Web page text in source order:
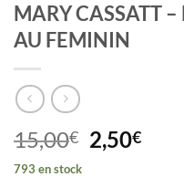
MARY CASSATT –
AU FEMININ
15,00€ Le
prix
2,50€Le
793 en stock